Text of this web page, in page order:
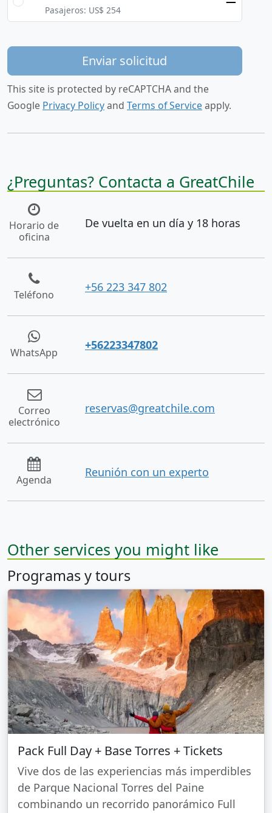
Pasajeros: US$ 254
Enviar solicitud
This site is protected by reCAPTCHA and the
Google Privacy Policyand Terms of Service apply.
¿Preguntas? Contacta a GreatChile
Horario de
oficina
De vuelta en un día y 18 horas
Teléfono
+56 223 347 802
WhatsApp
+56223347802
Correo
electrónico
reservas@greatchile.com
Agenda
Reunión con un experto
Other services you might like
Programas y tours
Pack Full Day + Base Torres + Tickets
Vive dos de las experiencias más imperdibles
de Parque Nacional Torres del Paine
combinando un recorrido panorámico Full